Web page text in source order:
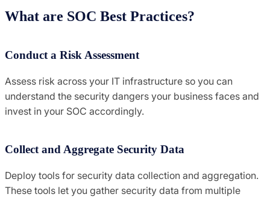
What are SOC Best Practices?
Conduct a Risk Assessment
Assess risk across your IT infrastructure so you can
understand the security dangers your business faces and
invest in your SOC accordingly.
Collect and Aggregate Security Data
Deploy tools for security data collection and aggregation.
These tools let you gather security data from multiple